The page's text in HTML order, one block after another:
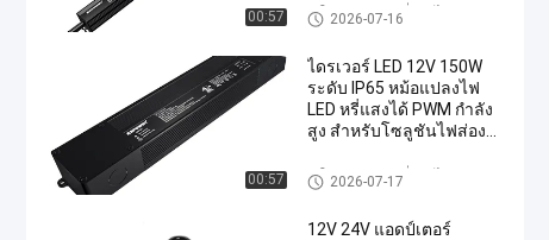
00:57
ความสอดคล้องทั่วไป
5 ใน 1 คนขับ หรี่แสงได้
2026-07-16
00:57
ไดรเวอร์ LED 12V 150W
ระดับ IP65 หม้อแปลงไฟ
LED หรี่แสงได้ PWM กำลัง
สูง สำหรับโซลูชันไฟส่อง
5 ใน 1 คนขับ หรี่แสงได้
2026-07-17
12V 24V แอดป์เตอร์